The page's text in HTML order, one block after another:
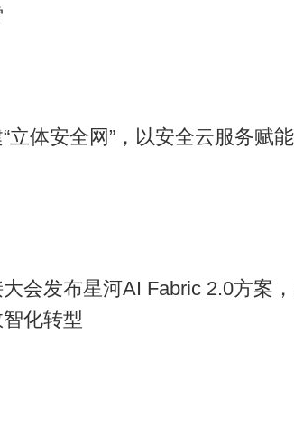
立体安全网”，以安全云服务赋
会发布星河AI Fabric 2.0方案
化转型